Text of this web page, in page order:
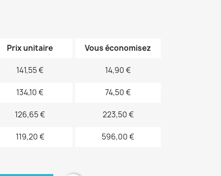
Prix unitaire Vous économisez
141,55 € 14,90 €
134,10 € 74,50 €
126,65 € 223,50 €
119,20 € 596,00 €